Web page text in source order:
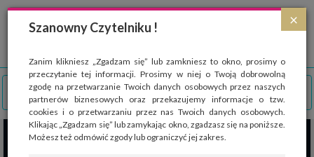
×
Szanowny Czytelniku !
Zanim klikniesz „Zgadzam się” lub zamkniesz to okno, prosimy o
przeczytanie tej informacji. Prosimy w niej o Twoją dobrowolną
zgodę na przetwarzanie Twoich danych osobowych przez naszych
partnerów biznesowych oraz przekazujemy informacje o tzw.
cookies i o przetwarzaniu przez nas Twoich danych osobowych.
Klikając „Zgadzam się” lub zamykając okno, zgadzasz się na poniższe.
Możesz też odmówić zgody lub ograniczyć jej zakres.
Strona wykorzystuje pliki cookies, które służą głównie do celów statystycznych.
Wyrażając zgodę na używanie 'cookies', zezwalasz na zapisanie ich w pamięci
przeglądarki. Przejdź do
polityki cookies